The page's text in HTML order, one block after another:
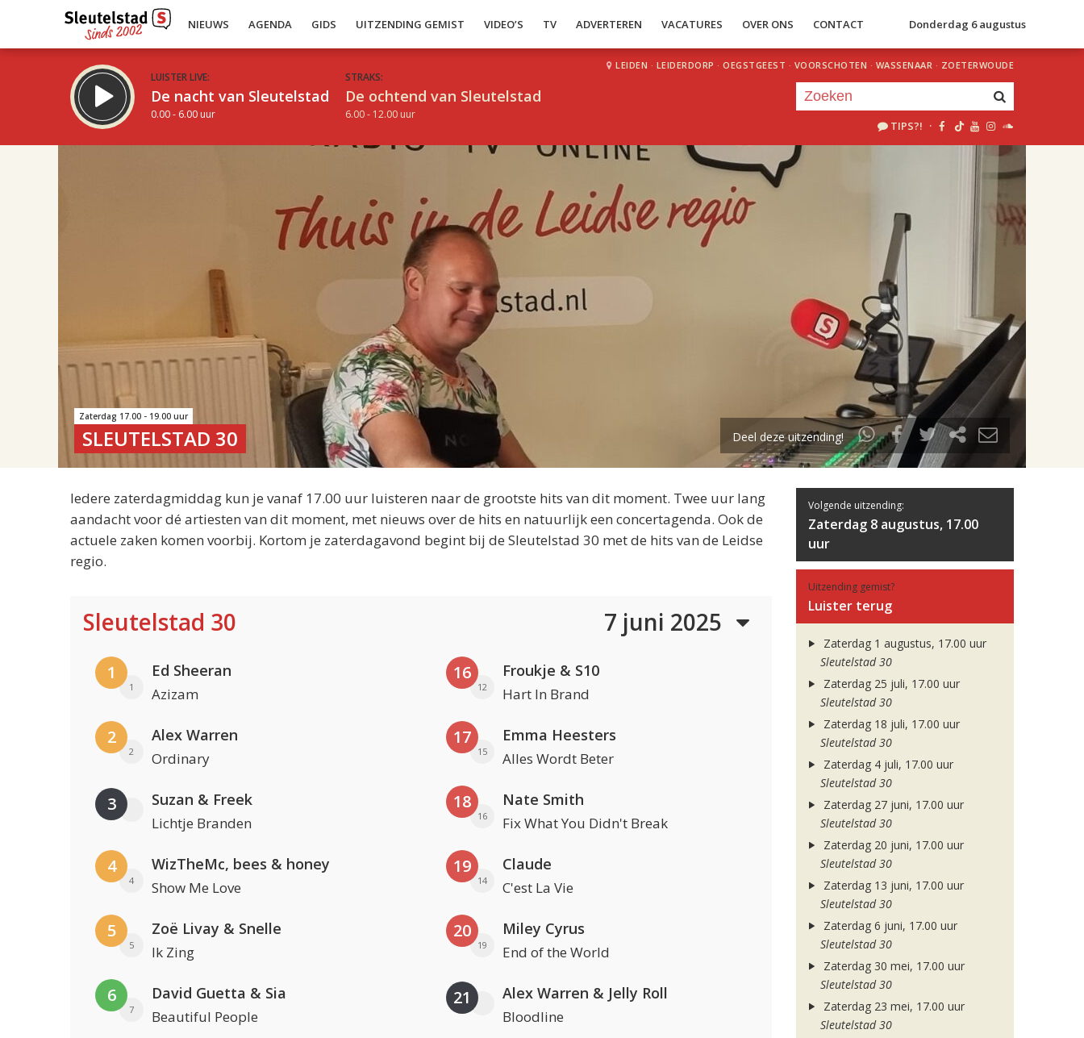
NIEUWS AGENDA GIDS UITZENDING GEMIST VIDEO’S TV ADVERTEREN VACATURES OVER ONS CONTACT Donderdag 6 augustus
LUISTER LIVE:
De nacht van Sleutelstad
0.00 - 6.00 uur
STRAKS:
De ochtend van Sleutelstad
6.00 - 12.00 uur
LEIDEN · LEIDERDORP · OEGSTGEEST · VOORSCHOTEN · WASSENAAR · ZOETERWOUDE
TIPS?! ·
uur 1 van 2
Volgend uur
Zaterdag 17.00 - 19.00 uur
SLEUTELSTAD 30 Deel deze uitzending!
Iedere zaterdagmiddag kun je vanaf 17.00 uur luisteren naar de grootste hits van dit moment. Twee uur lang
aandacht voor dé artiesten van dit moment, met nieuws over de hits en natuurlijk een concertagenda. Ook de
actuele zaken komen voorbij. Kortom je zaterdagavond begint bij de Sleutelstad 30 met de hits van de Leidse
regio.
Sleutelstad 30 7 juni 2025
1
1
Ed Sheeran
Azizam
2
2
Alex Warren
Ordinary
3 Suzan & Freek
Lichtje Branden
4
4
WizTheMc, bees & honey
Show Me Love
5
5
Zoë Livay & Snelle
Ik Zing
6
7
David Guetta & Sia
Beautiful People
16
12
Froukje & S10
Hart In Brand
17
15
Emma Heesters
Alles Wordt Beter
18
16
Nate Smith
Fix What You Didn't Break
19
14
Claude
C'est La Vie
20
19
Miley Cyrus
End of the World
21 Alex Warren & Jelly Roll
Bloodline
Volgende uitzending:
Zaterdag 8 augustus, 17.00
uur
Uitzending gemist?
Luister terug
Zaterdag 1 augustus, 17.00 uur
Sleutelstad 30
Zaterdag 25 juli, 17.00 uur
Sleutelstad 30
Zaterdag 18 juli, 17.00 uur
Sleutelstad 30
Zaterdag 4 juli, 17.00 uur
Sleutelstad 30
Zaterdag 27 juni, 17.00 uur
Sleutelstad 30
Zaterdag 20 juni, 17.00 uur
Sleutelstad 30
Zaterdag 13 juni, 17.00 uur
Sleutelstad 30
Zaterdag 6 juni, 17.00 uur
Sleutelstad 30
Zaterdag 30 mei, 17.00 uur
Sleutelstad 30
Zaterdag 23 mei, 17.00 uur
Sleutelstad 30